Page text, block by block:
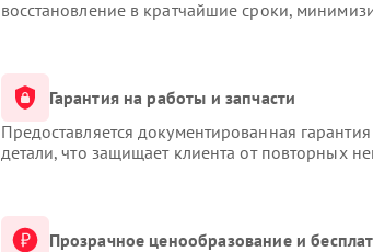
восстановление в кратчайшие сроки,
Гарантия на работы и запчасти
Предоставляется документированная
детали, что защищает клиента от повторных
Прозрачное ценообразование и